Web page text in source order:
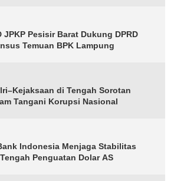
JPKP Pesisir Barat Dukung DPRD
Temuan BPK Lampung
di Tengah Sorotan
Tangani Korupsi Nasional
Indonesia Menjaga Stabilitas
Penguatan Dolar AS